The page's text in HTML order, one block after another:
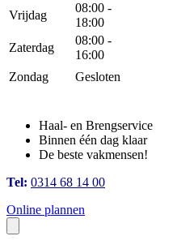
Vrijdag
08:00 -
18:00
Zaterdag
08:00 -
16:00
Zondag
Gesloten
Haal- en Brengservice
Binnen één dag klaar
De beste vakmensen!
Tel: 0314 68 14 00
Online plannen